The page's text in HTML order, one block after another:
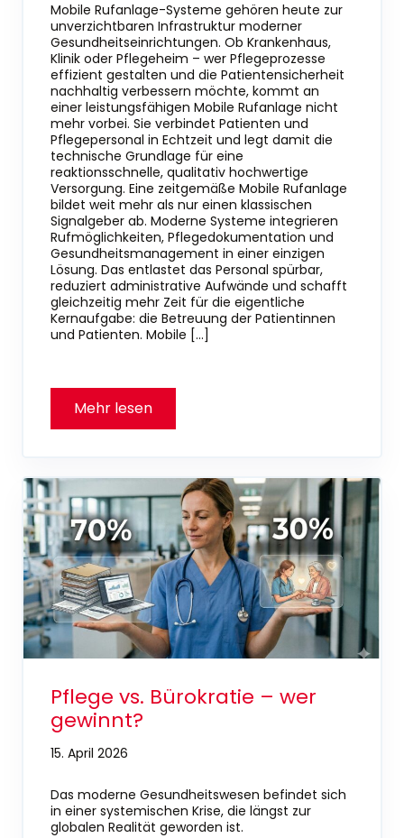
Mobile Rufanlage-Systeme gehören heute zur
unverzichtbaren Infrastruktur moderner
Gesundheitseinrichtungen. Ob Krankenhaus,
Klinik oder Pflegeheim – wer Pflegeprozesse
effizient gestalten und die Patientensicherheit
nachhaltig verbessern möchte, kommt an
einer leistungsfähigen Mobile Rufanlage nicht
mehr vorbei. Sie verbindet Patienten und
Pflegepersonal in Echtzeit und legt damit die
technische Grundlage für eine
reaktionsschnelle, qualitativ hochwertige
Versorgung. Eine zeitgemäße Mobile Rufanlage
bildet weit mehr als nur einen klassischen
Signalgeber ab. Moderne Systeme integrieren
Rufmöglichkeiten, Pflegedokumentation und
Gesundheitsmanagement in einer einzigen
Lösung. Das entlastet das Personal spürbar,
reduziert administrative Aufwände und schafft
gleichzeitig mehr Zeit für die eigentliche
Kernaufgabe: die Betreuung der Patientinnen
und Patienten. Mobile […]
Pflege vs. Bürokratie – wer
gewinnt?
15. April 2026
Das moderne Gesundheitswesen befindet sich
in einer systemischen Krise, die längst zur
globalen Realität geworden ist.